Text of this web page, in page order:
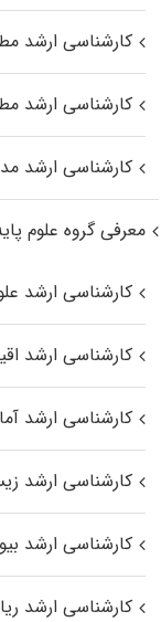
کارشناسی ارشد
کارشناسی ارشد
کارشناسی ارشد
معرفی گروه علوم
کارشناسی ارشد
کارشناسی ارشد
کارشناسی ارشد
کارشناسی ارشد
کارشناسی ارشد
کارشناسی ارشد